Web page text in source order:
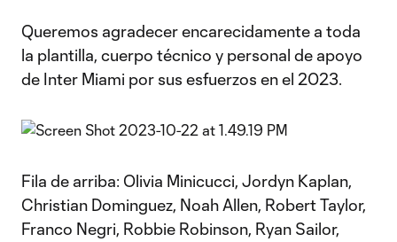
Queremos agradecer encarecidamente a toda
la plantilla, cuerpo técnico y personal de apoyo
de Inter Miami por sus esfuerzos en el 2023.
Fila de arriba: Olivia Minicucci, Jordyn Kaplan,
Christian Dominguez, Noah Allen, Robert Taylor,
Franco Negri, Robbie Robinson, Ryan Sailor,